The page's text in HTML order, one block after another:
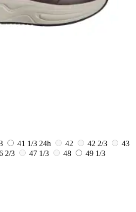
41 1/3 24h 42 42 2/3
43
2/3 47 1/3 48
49 1/3